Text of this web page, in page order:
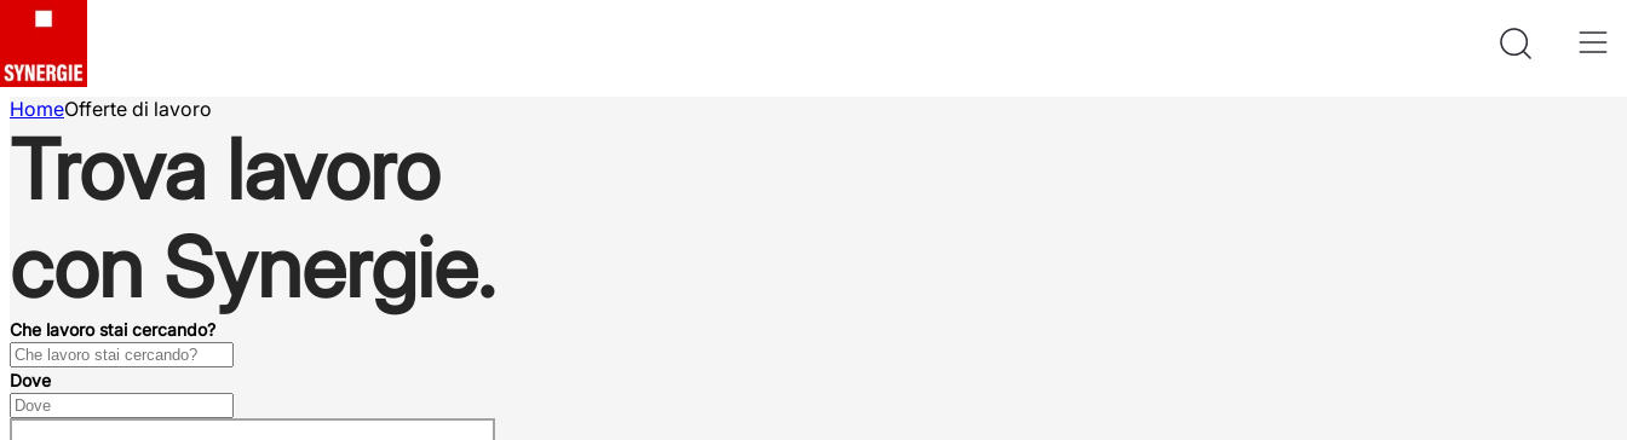
HomeOfferte di lavoro
Trova lavoro
con Synergie.
Che lavoro stai cercando?
Dove